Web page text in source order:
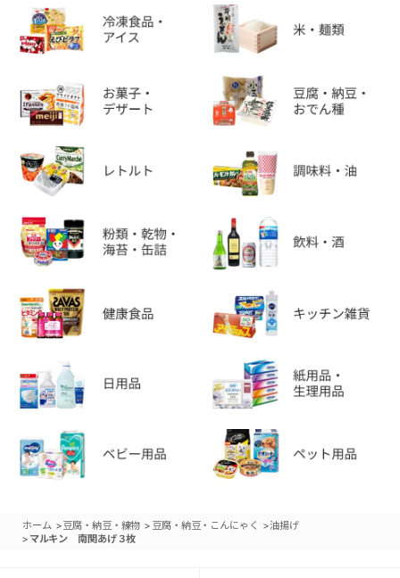
ホーム >豆腐・納豆・練物 > 豆腐・納豆・こんにゃく >油揚げ
> マルキン 南関あげ３枚